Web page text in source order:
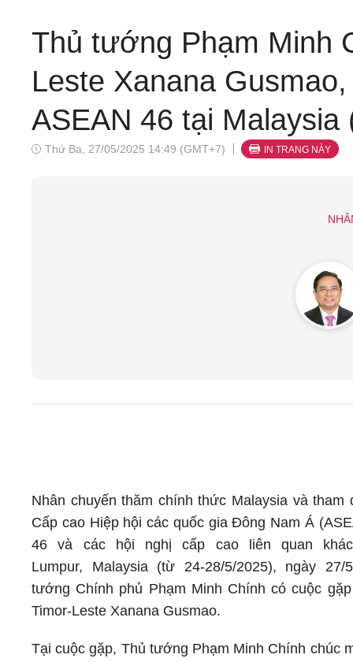
Thủ tướng Phạm Minh
Leste Xanana
ASEAN 46 tại Malaysia
Thứ Ba, 27/05/2025 14:49 (GMT+7) IN TRANG NÀY
Nhân chuyến thăm chính thức Malaysia và tham
Cấp cao Hiệp hội các quốc gia Đông Nam Á
46 và các hội nghị cấp cao liên quan
Lumpur, Malaysia (từ 24-28/5/2025), ngày 27/
tướng Chính phủ Phạm Minh Chính có cuộc
Timor-Leste Xanana Gusmao.
Tại cuộc gặp, Thủ tướng Phạm Minh Chính chúc